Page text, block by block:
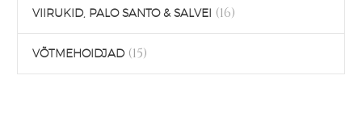
VIIRUKID, PALO SANTO & SALVEI (16)
VÕTMEHOIDJAD (15)